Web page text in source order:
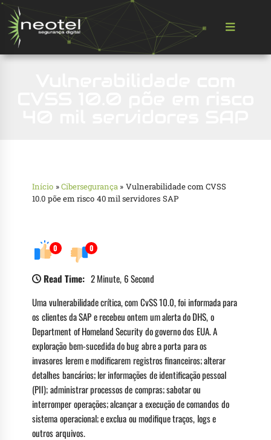
Início »Cibersegurança » Vulnerabilidade com CVSS
10.0 põe em risco 40 mil servidores SAP
0 0
Read Time: 2 Minute, 6 Second
Uma vulnerabilidade crítica, com CvSS 10.0, foi informada para
os clientes da SAP e recebeu ontem um alerta do DHS, o
Department of Homeland Security do governo dos EUA. A
exploração bem-sucedida do bug abre a porta para os
invasores lerem e modificarem registros financeiros; alterar
detalhes bancários; ler informações de identificação pessoal
(PII); administrar processos de compras; sabotar ou
interromper operações; alcançar a execução de comandos do
sistema operacional; e exclua ou modifique traços, logs e
outros arquivos.